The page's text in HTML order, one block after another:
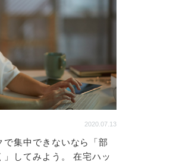
2020.07.13
で集中できないなら「部
」してみよう。 在宅ハッ